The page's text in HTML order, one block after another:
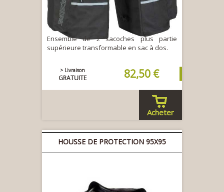
Ensemble de 2 sacoches plus partie
supérieure transformable en sac à dos.
> Livraison
GRATUITE 82,50 €
Acheter
HOUSSE DE PROTECTION 95X95